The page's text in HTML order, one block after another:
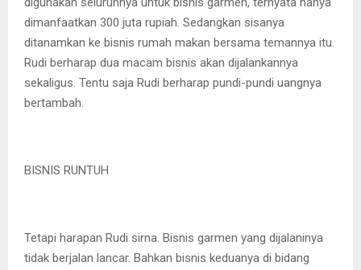
dimanfaatkan 300 juta rupiah. Sedangkan sisanya
ditanamkan ke bisnis rumah makan bersama temannya itu.
Rudi berharap dua macam bisnis akan dijalankannya
sekaligus. Tentu saja Rudi berharap pundi-pundi uangnya
bertambah.
BISNIS RUNTUH
Tetapi harapan Rudi sirna. Bisnis garmen yang dijalaninya
tidak berjalan lancar. Bahkan bisnis keduanya di bidang